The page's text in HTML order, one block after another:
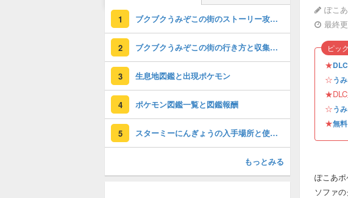
ぽこ
最終
★
☆う
★DLC
☆う
★無
ピッ
ぽこあ
ソファ
1 ブクブクうみぞこの街のストーリー攻略・DLC第1弾
2 ブクブクうみぞこの街の行き方と収集要素
3 生息地図鑑と出現ポケモン
4 ポケモン図鑑一覧と図鑑報酬
5 スターミーにんぎょうの入手場所と使い道
もっとみる